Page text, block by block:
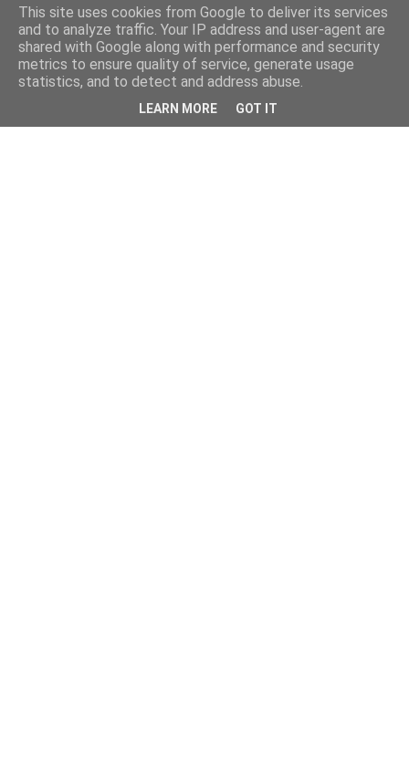
This site uses cookies from Google to deliver its services
and to analyze traffic. Your IP address and user-agent are
shared with Google along with performance and security
metrics to ensure quality of service, generate usage
statistics, and to detect and address abuse.
LEARN MORE GOT IT